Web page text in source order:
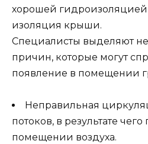
хорошей гидроизоляцией
изоляция крыши.
Специалисты выделяют
причин, которые могут
появление в помещении
Неправильная
потоков, в результате
помещении воздуха.